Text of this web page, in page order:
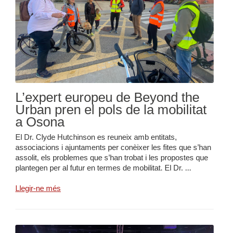
L’expert europeu de Beyond the
Urban pren el pols de la mobilitat
a Osona
El Dr. Clyde Hutchinson es reuneix amb entitats,
associacions i ajuntaments per conèixer les fites que s’han
assolit, els problemes que s’han trobat i les propostes que
plantegen per al futur en termes de mobilitat. El Dr. ...
Llegir-ne més